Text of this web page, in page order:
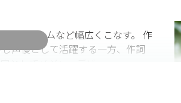
メやゲームなど幅広くこなす。 作
声優として活躍する一方、作詞